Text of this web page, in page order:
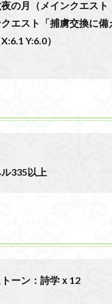
夜の月（メインクエス
クエスト「捕虜交換に
Y:6.0）
335以上
ーン：詩学ｘ12